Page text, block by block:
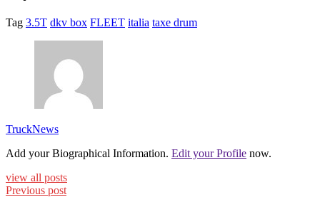
Tag 3.5T dkv box FLEET italia taxe drum
TruckNews
Add your Biographical Information. Edit your Profile now.
view all posts
Previous post